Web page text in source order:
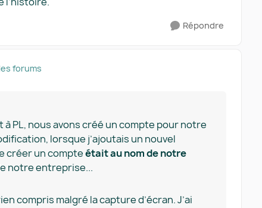
Répondre
forums
PL, nous avons créé un compte pour notre
lorsque j’ajoutais un nouvel
créer un compteétait au nom de notre
notre entreprise...
compris malgré la capture d’écran. J’ai